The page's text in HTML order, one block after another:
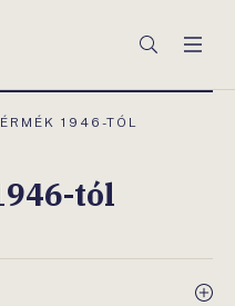
Keresés
1946-TÓL
tól